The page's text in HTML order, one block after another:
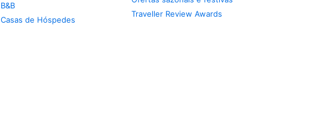
B&B
Casas de Hóspedes
Traveller Review Awards